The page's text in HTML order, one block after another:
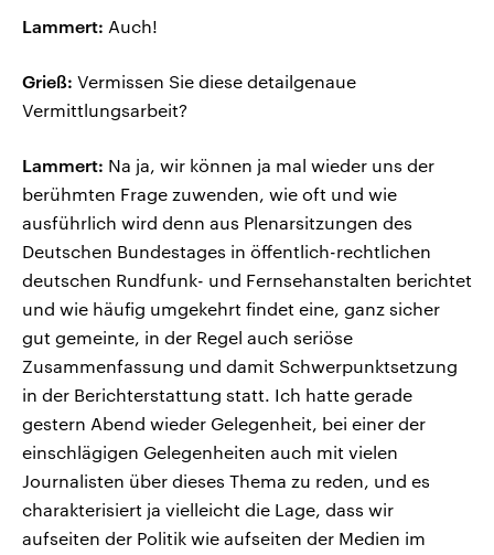
Lammert: Auch!
Grieß: Vermissen Sie diese detailgenaue
Vermittlungsarbeit?
Lammert: Na ja, wir können ja mal wieder uns der
berühmten Frage zuwenden, wie oft und wie
ausführlich wird denn aus Plenarsitzungen des
Deutschen Bundestages in öffentlich-rechtlichen
deutschen Rundfunk- und Fernsehanstalten berichtet
und wie häufig umgekehrt findet eine, ganz sicher
gut gemeinte, in der Regel auch seriöse
Zusammenfassung und damit Schwerpunktsetzung
in der Berichterstattung statt. Ich hatte gerade
gestern Abend wieder Gelegenheit, bei einer der
einschlägigen Gelegenheiten auch mit vielen
Journalisten über dieses Thema zu reden, und es
charakterisiert ja vielleicht die Lage, dass wir
aufseiten der Politik wie aufseiten der Medien im